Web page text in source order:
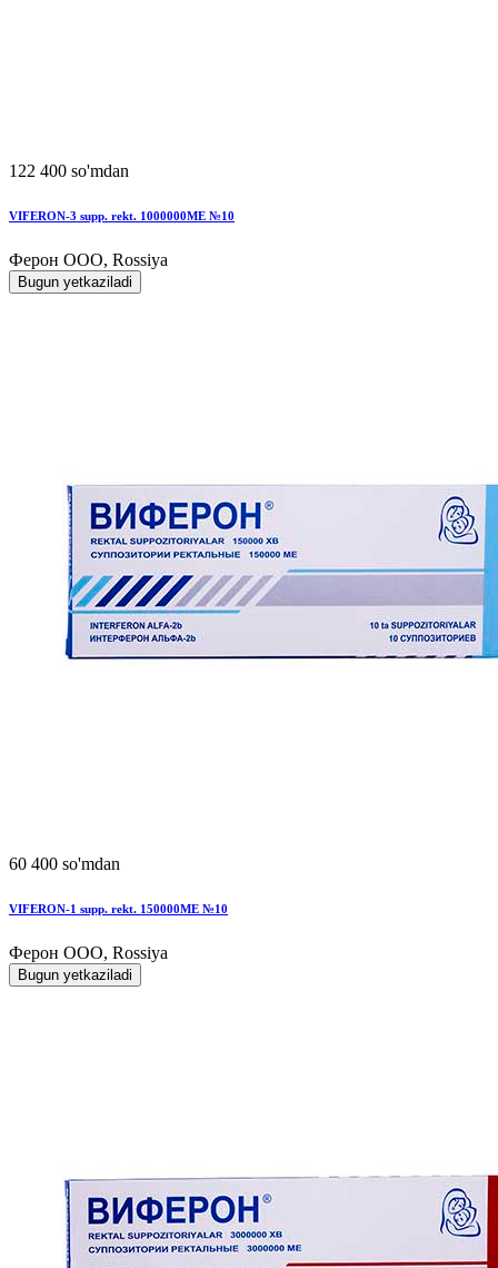
122 400 so'mdan
VIFЕRON-3 supp. rekt. 1000000MЕ №10
Ферон ООО, Rossiya
Bugun yetkaziladi
60 400 so'mdan
VIFЕRON-1 supp. rekt. 150000MЕ №10
Ферон ООО, Rossiya
Bugun yetkaziladi